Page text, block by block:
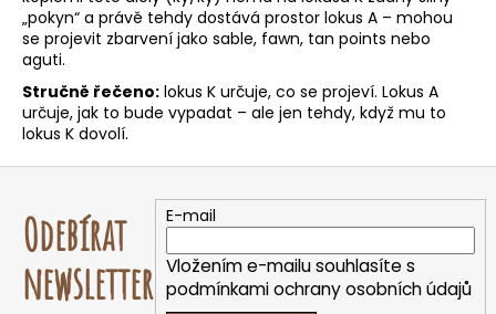
„pokyn“ a právě tehdy dostává prostor lokus A – mohou
se projevit zbarvení jako sable, fawn, tan points nebo
aguti.
Stručně řečeno: lokus K určuje, co se projeví. Lokus A
určuje, jak to bude vypadat – ale jen tehdy, když mu to
lokus K dovolí.
j
í
t
?
HLEDAT
Odebírat
newsletter
E-mail
Vložením e-mailu souhlasíte s
podmínkami ochrany osobních údajů